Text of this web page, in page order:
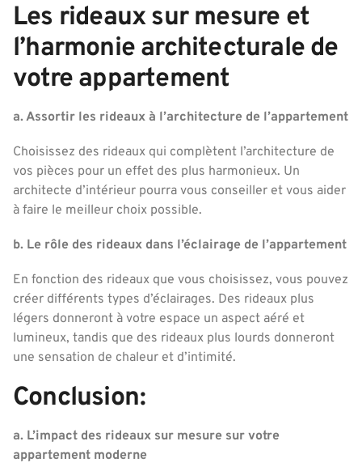
Les rideaux sur mesure et
l’harmonie architecturale de
votre appartement
a. Assortir les rideaux à l’architecture de l’appartement
Choisissez des rideaux qui complètent l’architecture de
vos pièces pour un effet des plus harmonieux. Un
architecte d’intérieur pourra vous conseiller et vous aider
à faire le meilleur choix possible.
b. Le rôle des rideaux dans l’éclairage de l’appartement
En fonction des rideaux que vous choisissez, vous pouvez
créer différents types d’éclairages. Des rideaux plus
légers donneront à votre espace un aspect aéré et
lumineux, tandis que des rideaux plus lourds donneront
une sensation de chaleur et d’intimité.
Conclusion:
a. L’impact des rideaux sur mesure sur votre
appartement moderne